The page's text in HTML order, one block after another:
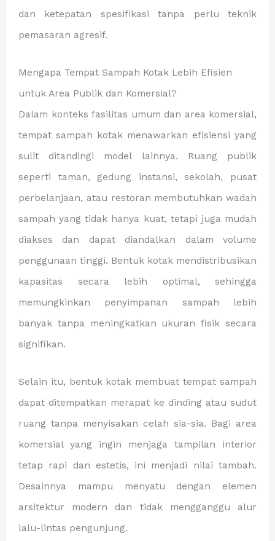
dan ketepatan spesifikasi tanpa perlu teknik
pemasaran agresif.
Mengapa Tempat Sampah Kotak Lebih Efisien
untuk Area Publik dan Komersial?
Dalam konteks fasilitas umum dan area komersial,
tempat sampah kotak menawarkan efisiensi yang
sulit ditandingi model lainnya. Ruang publik
seperti taman, gedung instansi, sekolah, pusat
perbelanjaan, atau restoran membutuhkan wadah
sampah yang tidak hanya kuat, tetapi juga mudah
diakses dan dapat diandalkan dalam volume
penggunaan tinggi. Bentuk kotak mendistribusikan
kapasitas secara lebih optimal, sehingga
memungkinkan penyimpanan sampah lebih
banyak tanpa meningkatkan ukuran fisik secara
signifikan.
Selain itu, bentuk kotak membuat tempat sampah
dapat ditempatkan merapat ke dinding atau sudut
ruang tanpa menyisakan celah sia-sia. Bagi area
komersial yang ingin menjaga tampilan interior
tetap rapi dan estetis, ini menjadi nilai tambah.
Desainnya mampu menyatu dengan elemen
arsitektur modern dan tidak mengganggu alur
lalu-lintas pengunjung.